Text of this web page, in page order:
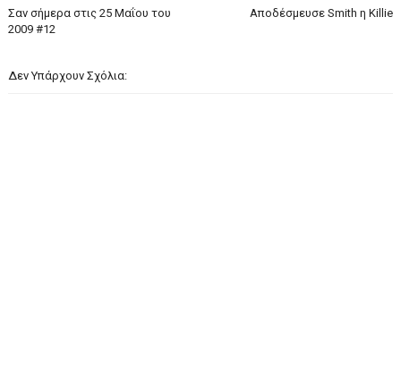
Aποδέσμευσε Smith η Killie
Σαν σήμερα στις 25 Μαΐου του
2009 #12
Δεν Υπάρχουν Σχόλια: